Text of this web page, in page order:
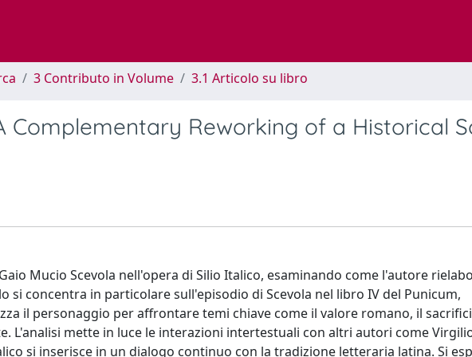
3 Contributo in Volume 3.1 Articolo su libro
Complementary Reworking of a Historical
Mucio Scevola nell'opera di Silio Italico, esaminando come l'autore
si concentra in particolare sull'episodio di Scevola nel libro IV del Punicum,
il personaggio per affrontare temi chiave come il valore romano, il
L'analisi mette in luce le interazioni intertestuali con altri autori come
si inserisce in un dialogo continuo con la tradizione letteraria latina. Si